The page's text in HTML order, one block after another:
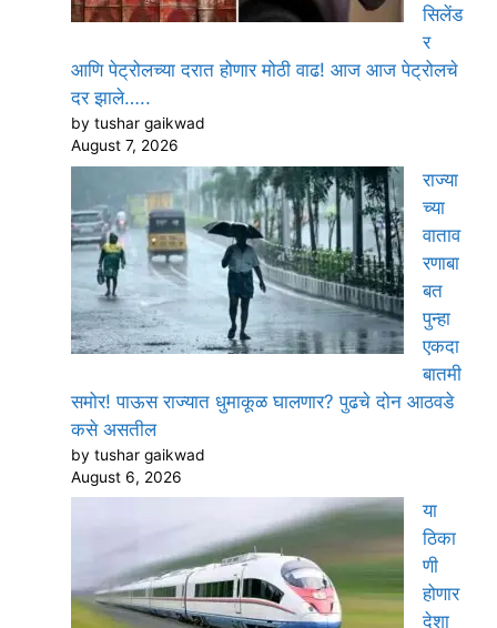
सिलेंड
र
आणि पेट्रोलच्या दरात होणार मोठी वाढ! आज आज पेट्रोलचे
दर झाले…..
by tushar gaikwad
August 7, 2026
राज्या
च्या
वाताव
रणाबा
बत
पुन्हा
एकदा
बातमी
समोर! पाऊस राज्यात धुमाकूळ घालणार? पुढचे दोन आठवडे
कसे असतील
by tushar gaikwad
August 6, 2026
या
ठिका
णी
होणार
देशा